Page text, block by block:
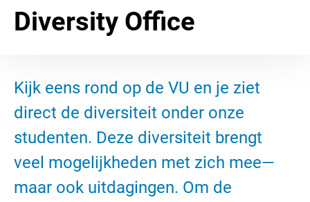
Diversity Office
Kijk eens rond op de VU en je ziet
direct de diversiteit onder onze
studenten. Deze diversiteit brengt
veel mogelijkheden met zich mee—
maar ook uitdagingen. Om de